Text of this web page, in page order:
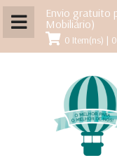
Envio gratuito
Mobiliário)
0 Item(ns) |